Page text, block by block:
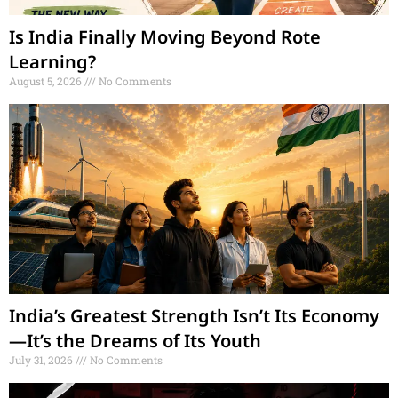
Is India Finally Moving Beyond Rote
Learning?
August 5, 2026 No Comments
India’s Greatest Strength Isn’t Its Economy
—It’s the Dreams of Its Youth
July 31, 2026 No Comments